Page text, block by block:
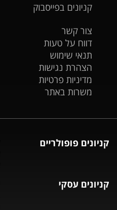
קניונים בפייסבוק
צור קשר
דווח על טעות
תנאי שימוש
הצהרת נגישות
מדיניות פרטיות
משרות באתר
קניונים פופולריים
קניונים עסקי